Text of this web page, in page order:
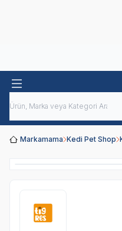
Markamama Kedi Pet Shop